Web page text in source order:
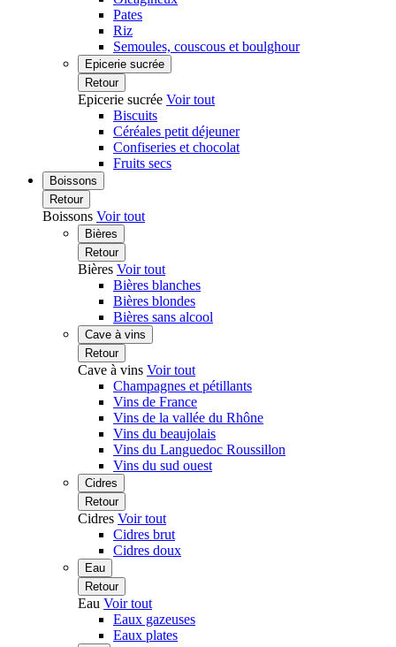
Pates
Riz
Semoules, couscous et boulghour
Epicerie sucrée
Retour
Epicerie sucrée Voir tout
Biscuits
Céréales petit déjeuner
Confiseries et chocolat
Fruits secs
Boissons
Retour
Boissons Voir tout
Bières
Retour
Bières Voir tout
Bières blanches
Bières blondes
Bières sans alcool
Cave à vins
Retour
Cave à vins Voir tout
Champagnes et pétillants
Vins de France
Vins de la vallée du Rhône
Vins du beaujolais
Vins du Languedoc Roussillon
Vins du sud ouest
Cidres
Retour
Cidres Voir tout
Cidres brut
Cidres doux
Eau
Retour
Eau Voir tout
Eaux gazeuses
Eaux plates